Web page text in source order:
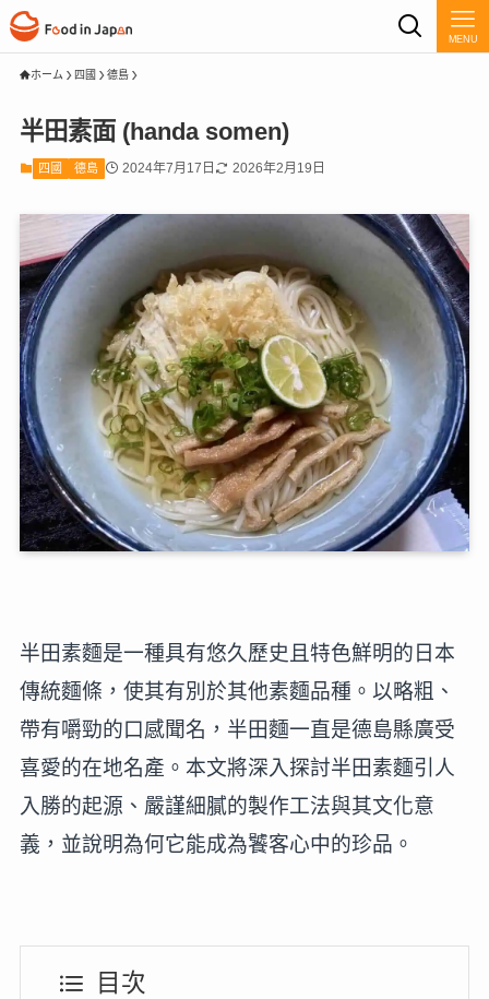
MENU
ホーム 四國 德島
半田素面 (handa somen)
四國 德島 2024年7月17日 2026年2月19日
半田素麵是一種具有悠久歷史且特色鮮明的日本
傳統麵條，使其有別於其他素麵品種。以略粗、
帶有嚼勁的口感聞名，半田麵一直是德島縣廣受
喜愛的在地名產。本文將深入探討半田素麵引人
入勝的起源、嚴謹細膩的製作工法與其文化意
義，並說明為何它能成為饕客心中的珍品。
目次